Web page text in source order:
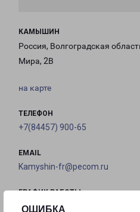
ОШИБКА
КАМЫШИН
Россия, Волгоградская
Мира, 2В
на карте
ТЕЛЕФОН
+7(84457) 900-65
EMAIL
Kamyshin-fr@pecom.ru
ГРАФИК РАБОТЫ